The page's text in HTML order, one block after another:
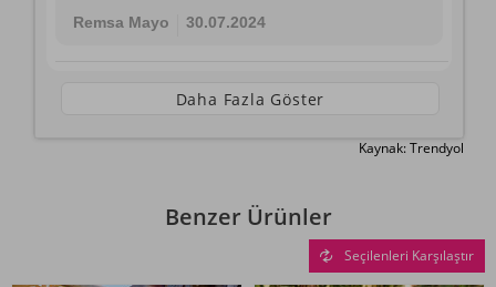
Remsa Mayo 30.07.2024
Daha Fazla Göster
Kaynak: Trendyol
Benzer Ürünler
Seçilenleri Karşılaştır